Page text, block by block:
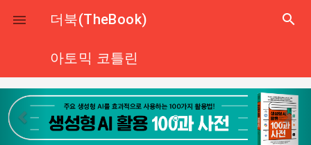
close
 더북(TheBook) search
아토믹 코틀린
p
r
e
n
e
x